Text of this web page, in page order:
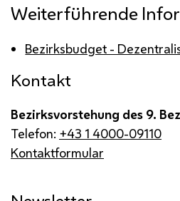
Weiterführende
Bezirksbudget -
Kontakt
Bezirksvorstehung des 9.
Telefon: +43 1 4000-09110
Kontaktformular